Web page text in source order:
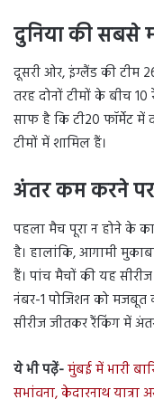
दुनिया की सबसे
दूसरी ओर, इंग्लैंड की टीम
तरह दोनों टीमों के बीच
साफ है कि टी20 फॉर्मेट
टीमों में शामिल हैं।
अंतर कम करने पर
पहला मैच पूरा न होने के
है। हालांकि, आगामी
हैं। पांच मैचों की यह
नंबर-1 पोजिशन को
सीरीज जीतकर रैंकिंग में
ये भी पढ़ें-मुंबई में भारी
सभांवना, केदारनाथ यात्रा